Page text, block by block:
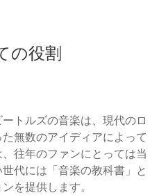
の役割
トルズの音楽は、現代のロ
無数のアイディアによって
往年のファンにとっては当
代には「音楽の教科書」と
を提供します。